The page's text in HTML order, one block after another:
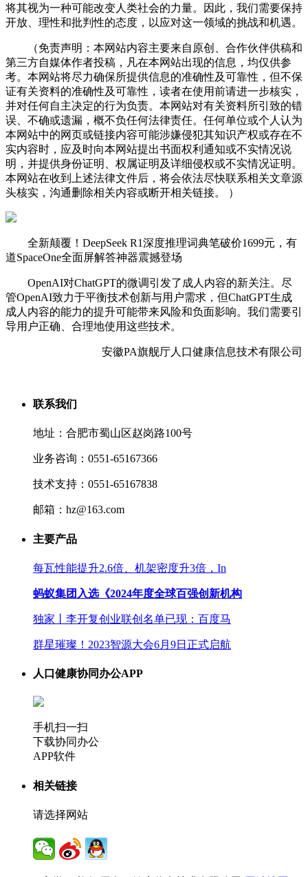
将其视为一种可能改变人类社会的力量。因此，我们需要保持
开放、理性和批判性的态度，以应对这一领域的挑战和机遇。
（免责声明：本网站内容主要来自原创、合作伙伴供稿和
第三方自媒体作者投稿，凡在本网站出现的信息，均仅供参
考。本网站将尽力确保所提供信息的准确性及可靠性，但不保
证有关资料的准确性及可靠性，读者在使用前请进一步核实，
并对任何自主决定的行为负责。本网站对有关资料所引致的错
误、不确或遗漏，概不负任何法律责任。任何单位或个人认为
本网站中的网页或链接内容可能涉嫌侵犯其知识产权或存在不
实内容时，应及时向本网站提出书面权利通知或不实情况说
明，并提供身份证明、权属证明及详细侵权或不实情况证明。
本网站在收到上述法律文件后，将会依法尽快联系相关文章源
头核实，沟通删除相关内容或断开相关链接。 ）
全新颠覆！DeepSeek R1深度推理词典笔破价1699元，有
道SpaceOne全面屏解答神器震撼登场
OpenAI对ChatGPT的微调引发了成人内容的新关注。尽
管OpenAI致力于平衡技术创新与用户需求，但ChatGPT生成
成人内容的能力的提升可能带来风险和负面影响。我们需要引
导用户正确、合理地使用这些技术。
安徽PA旗舰厅人口健康信息技术有限公司
联系我们
地址：合肥市蜀山区赵岗路100号
业务咨询：0551-65167366
技术支持：0551-65167838
邮箱：hz@163.com
主要产品
每瓦性能提升2.6倍、机架密度升3倍，In
蚂蚁集团入选《2024年度全球百强创新机构
独家丨李开复创业联创名单已现：百度马
群星璀璨！2023智源大会6月9日正式启航
人口健康协同办公APP
手机扫一扫
下载协同办公
APP软件
相关链接
请选择网站